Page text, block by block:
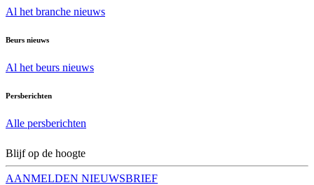
Al het branche nieuws
Beurs nieuws
Al het beurs nieuws
Persberichten
Alle persberichten
Blijf op de hoogte
AANMELDEN NIEUWSBRIEF